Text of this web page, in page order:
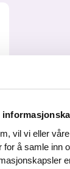
vil vi eller
å samle inn